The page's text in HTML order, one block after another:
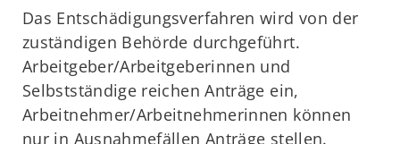
Das Entschädigungsverfahren wird von der
zuständigen Behörde durchgeführt.
Arbeitgeber/Arbeitgeberinnen und
Selbstständige reichen Anträge ein,
Arbeitnehmer/Arbeitnehmerinnen können
nur in Ausnahmefällen Anträge stellen.